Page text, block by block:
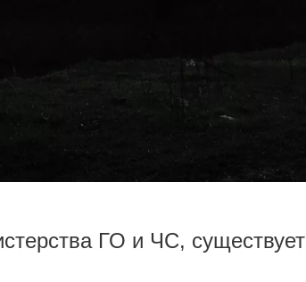
ГО и ЧС, существует